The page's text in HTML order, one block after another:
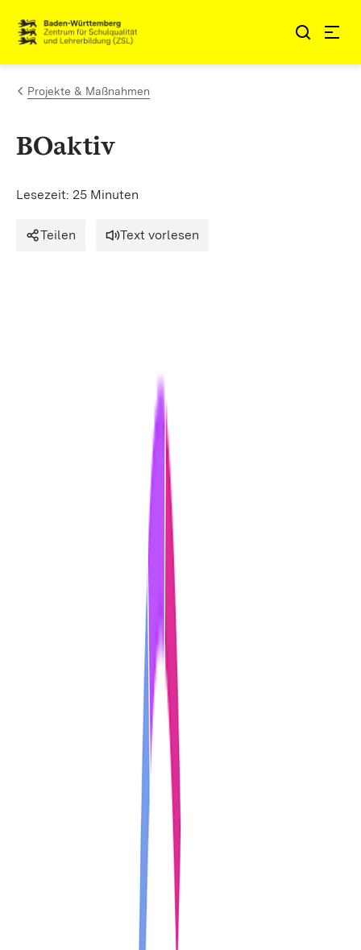
Zum Inhalt springen
Link zur Startseite
Projekte & Maßnahmen
BOaktiv
Lesezeit: 25 Minuten
Teilen Text vorlesen